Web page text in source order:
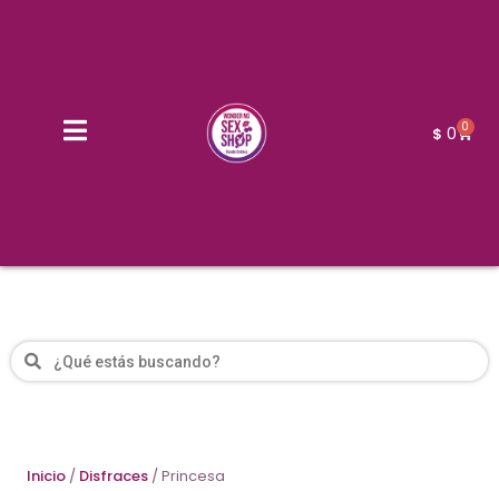
$ 0 0
Inicio / Disfraces / Princesa